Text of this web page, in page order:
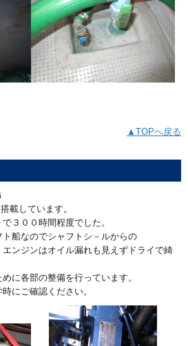
▲TOPへ戻る
ＣＧ
載しています。
３００時間程度でした。
船なのでシャフトシ－ルからの
ンジンはオイル漏れも見えずドライで綺
に各部の整備を行っています。
にご確認ください。